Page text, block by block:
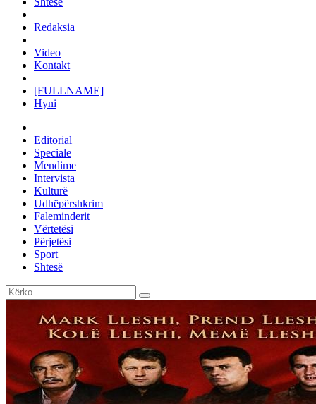
Redaksia
Video
Kontakt
[FULLNAME]
Hyni
Editorial
Speciale
Mendime
Intervista
Kulturë
Udhëpërshkrim
Faleminderit
Vërtetësi
Përjetësi
Sport
Shtesë